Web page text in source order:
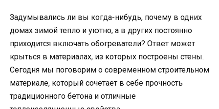
Задумывались ли вы когда-нибудь, почему в одних
домах зимой тепло и уютно, а в других постоянно
приходится включать обогреватели? Ответ может
крыться в материалах, из которых построены стены.
Сегодня мы поговорим о современном строительном
материале, который сочетает в себе прочность
традиционного бетона и отличные